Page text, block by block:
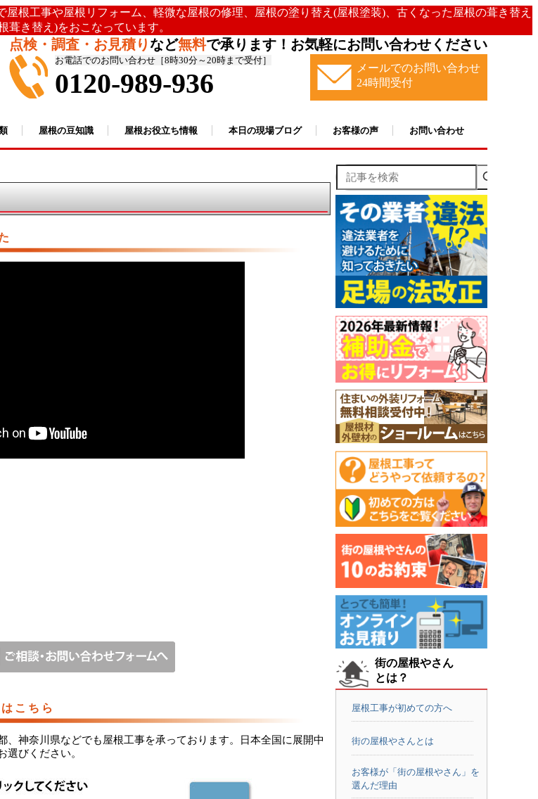
根工事や屋根リフォーム、軽微な屋根の修理、屋根の塗り替え(屋根塗装)、古くなった屋根の葺き替え
葺き替え)をおこなっています。
点検・調査・お見積りなど無料で承ります！お気軽にお問い合わせください
お電話でのお問い合わせ［8時30分～20時まで受付］
0120-989-936
メールでのお問い合わせ
24時間受付
屋根の豆知識 屋根お役立ち情報 本日の現場ブログ お客様の声 お問い合わせ
こちら
、神奈川県などでも屋根工事を承っております。日本全国に展開中
選びください。
記事を検索
街の屋根やさん
とは？
屋根工事が初めての方へ
街の屋根やさんとは
お客様が「街の屋根やさん」を
選んだ理由